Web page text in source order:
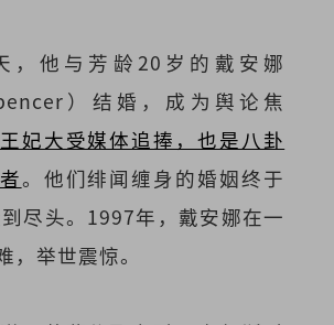
，他与芳龄20岁的戴安娜
）结婚，成为舆论焦
妃大受媒体追捧，也是八卦
。他们绯闻缠身的婚姻终于
尽头。1997年，戴安娜在一
，举世震惊。